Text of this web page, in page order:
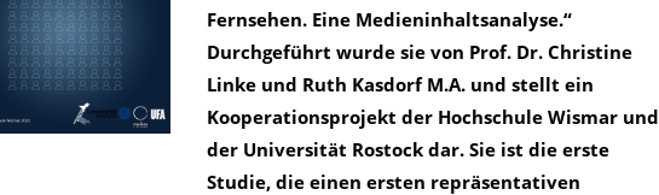
Fernsehen. Eine Medieninhaltsanalyse.“
Durchgeführt wurde sie von Prof. Dr. Christine
Linke und Ruth Kasdorf M.A. und stellt ein
Kooperationsprojekt der Hochschule Wismar und
der Universität Rostock dar. Sie ist die erste
Studie, die einen ersten repräsentativen